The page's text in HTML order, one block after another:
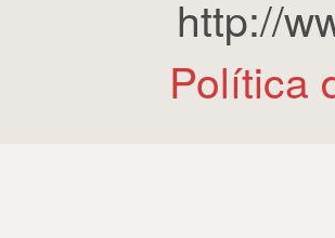
http://
Política